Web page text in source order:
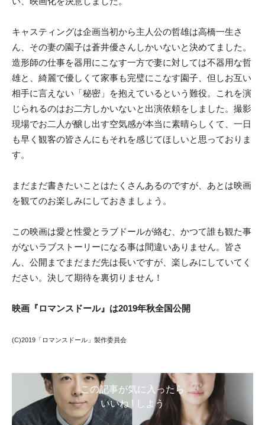
キャスティングは企画当初から主人公の哲雄は高橋一生さ
ん、その妻の園子は蒼井優さんしかいないと決めてました。
造形師の仕事を器用にこなす一方で妻に対しては不器用な哲
雄と、綺麗で優しくて家事も完璧にこなす園子、但しお互い
相手に言えない「秘密」を抱えているという難役。これを演
じられるのはお二方しかいないと出演依頼をしました。撮影
現場でお二人が醸し出す空気感が本当に素晴らしくて、一日
も早く観客の皆さんにもそれを感じてほしいと思っておりま
す。
まだまだ書きたいことはたくさんあるのですが、あとは映画
を観てのお楽しみにしておきましょう。
この映画は愛と性愛とラブドールが絡む、かつて誰も観た事
がないラブストーリーになる事は間違いありません。皆さ
ん、公開までまだまだ先は長いですが、楽しみにしていてく
ださい。決して期待を裏切りません！
映画『ロマンスドール』は2019年秋全国公開
(C)2019「ロマンスドール」製作委員会
この記事が気に入ったら
いいね ! しよう